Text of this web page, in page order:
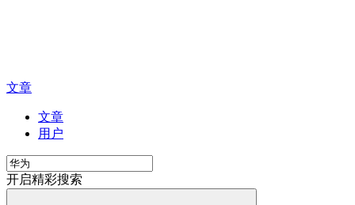
文章
文章
用户
开启精彩搜索